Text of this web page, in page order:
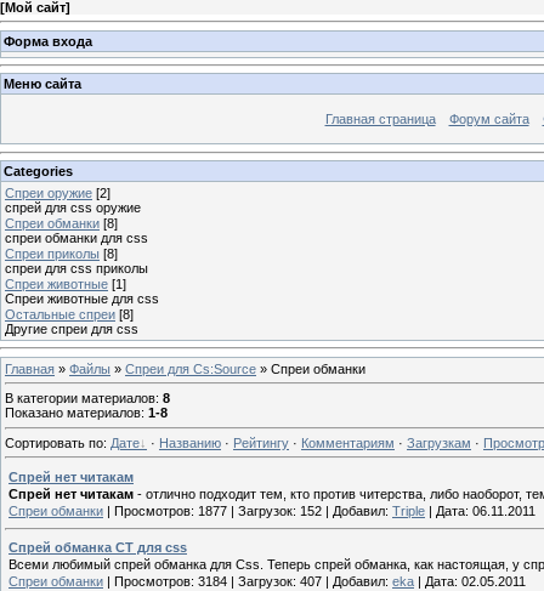
[Мой сайт]
Форма входа
Меню сайта
Главная страница Форум сайта
Categories
Спреи оружие [2]
спрей для css оружие
Спреи обманки [8]
спреи обманки для css
Спреи приколы [8]
спреи для css приколы
Спреи животные [1]
Спреи животные для css
Остальные спреи [8]
Другие спреи для css
Главная » Файлы » Спреи для Cs:Source » Спреи обманки
В категории материалов: 8
Показано материалов: 1-8
Сортировать по: Дате · Названию · Рейтингу · Комментариям · Загрузкам ·
Спрей нет читакам
Спрей нет читакам - отлично подходит тем, кто против читерства, либо наоборот,
Спреи обманки | Просмотров: 1877 | Загрузок: 152 | Добавил: Triple | Дата: 06.11.2011
Спрей обманка CT для css
Всеми любимый спрей обманка для Css. Теперь спрей обманка, как настоящая, у
Спреи обманки
Просмотров: 3184 Загрузок: 407 Добавил: eka Дата: 02.05.2011